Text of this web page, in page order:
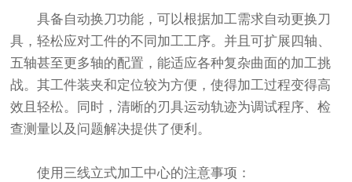
具备自动换刀功能，可以根据加工需求自动更换刀
具，轻松应对工件的不同加工工序。并且可扩展四轴、
五轴甚至更多轴的配置，能适应各种复杂曲面的加工挑
战。其工件装夹和定位较为方便，使得加工过程变得高
效且轻松。同时，清晰的刃具运动轨迹为调试程序、检
查测量以及问题解决提供了便利。
使用三线立式加工中心的注意事项：